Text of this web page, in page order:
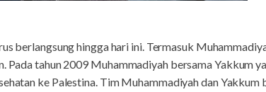
berlangsung hingga hari ini. Termasuk
tahun 2009 Muhammadiyah bersama Yakkum
ke Palestina. Tim Muhammadiyah dan Yakkum